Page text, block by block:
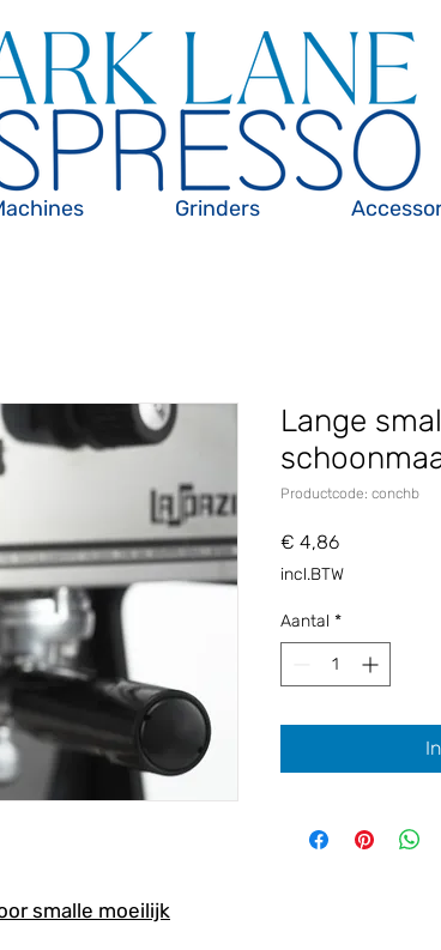
Grinders
smalle moeilijk
Lange
Productcode: conchb
€ 4,86Prijs
incl.BTW
Aantal *